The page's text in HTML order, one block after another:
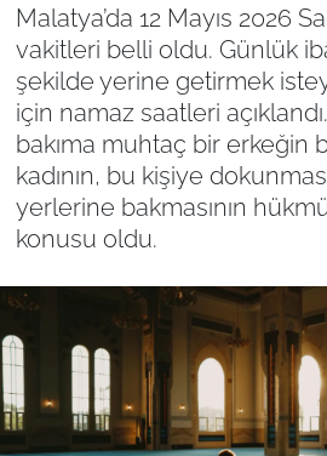
Malatya’da 12 Mayıs 2026
vakitleri belli oldu. Günlük
şekilde yerine getirmek
için namaz saatleri
bakıma muhtaç bir erkeğin
kadının, bu kişiye
yerlerine bakmasının
konusu oldu.